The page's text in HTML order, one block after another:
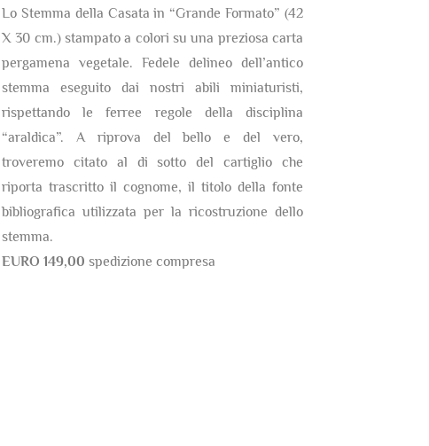
Lo Stemma della Casata in “Grande Formato” (42
X 30 cm.) stampato a colori su una preziosa carta
pergamena vegetale. Fedele delineo dell’antico
stemma eseguito dai nostri abili miniaturisti,
rispettando le ferree regole della disciplina
“araldica”. A riprova del bello e del vero,
troveremo citato al di sotto del cartiglio che
riporta trascritto il cognome, il titolo della fonte
bibliografica utilizzata per la ricostruzione dello
stemma.
EURO 149,00 spedizione compresa